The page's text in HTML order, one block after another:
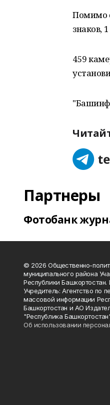
Помимо
знаков,
459
Партнеры
Фотобанк
© 2026 Общественно-
муниципального района
Республики Башкортостан.
Учредитель: Агентство по
массовой информации
Башкортостан и АО
"Республика
Об использовании